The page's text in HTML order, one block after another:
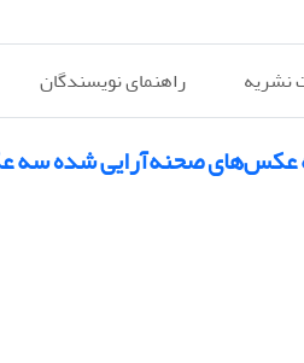
نشریه راهنمای نویسندگان
عکس‌های صحنه‌آرایی شده سه